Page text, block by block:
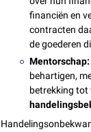
financiën en
contracten
de goederen
Mentorschap:
behartigen,
betrekking tot